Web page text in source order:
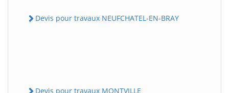
Devis pour travaux NEUFCHATEL-EN-BRAY
Devis pour travaux MONTVILLE